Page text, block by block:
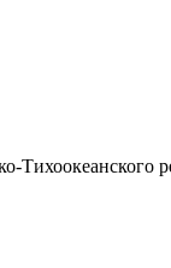
Тихоокеанского